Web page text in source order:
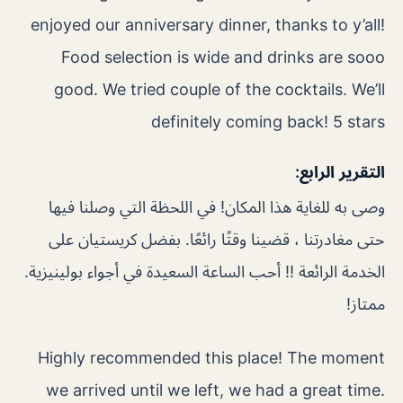
enjoyed our anniversary dinner, thanks to y’all!
Food selection is wide and drinks are sooo
good. We tried couple of the cocktails. We’ll
definitely coming back! 5 stars
التقرير الرابع:
وصى به للغاية هذا المكان! في اللحظة التي وصلنا فيها
حتى مغادرتنا ، قضينا وقتًا رائعًا. بفضل كريستيان على
الخدمة الرائعة !! أحب الساعة السعيدة في أجواء بولينيزية.
ممتاز!
Highly recommended this place! The moment
we arrived until we left, we had a great time.